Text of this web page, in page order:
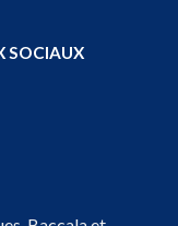
SOCIAUX